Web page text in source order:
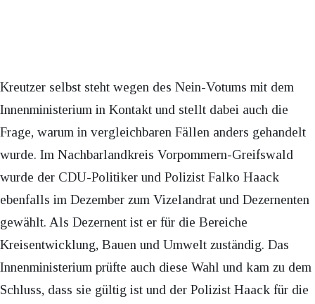
Kreutzer selbst steht wegen des Nein-Votums mit dem
Innenministerium in Kontakt und stellt dabei auch die
Frage, warum in vergleichbaren Fällen anders gehandelt
wurde. Im Nachbarlandkreis Vorpommern-Greifswald
wurde der CDU-Politiker und Polizist Falko Haack
ebenfalls im Dezember zum Vizelandrat und Dezernenten
gewählt. Als Dezernent ist er für die Bereiche
Kreisentwicklung, Bauen und Umwelt zuständig. Das
Innenministerium prüfte auch diese Wahl und kam zu dem
Schluss, dass sie gültig ist und der Polizist Haack für die